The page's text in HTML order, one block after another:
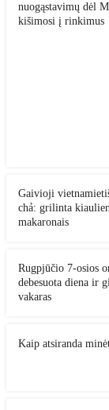
nuogąstavimų dėl
kišimosi į rinkimus
Gaivioji
chả: grilinta
makaronais
Rugpjūčio 7-osios
debesuota diena ir
vakaras
Kaip atsiranda